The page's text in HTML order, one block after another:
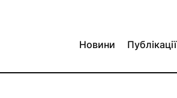
Новини Публікації